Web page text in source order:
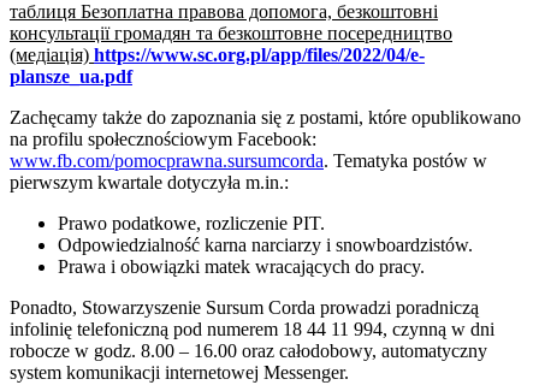
таблиця Безoплатна правова допомога, безкоштовні
консультації громадян та безкоштовне посередництво
(медіація) https://www.sc.org.pl/app/files/2022/04/e-
plansze_ua.pdf
Zachęcamy także do zapoznania się z postami, które opublikowano
na profilu społecznościowym Facebook:
www.fb.com/pomocprawna.sursumcorda. Tematyka postów w
pierwszym kwartale dotyczyła m.in.:
Prawo podatkowe, rozliczenie PIT.
Odpowiedzialność karna narciarzy i snowboardzistów.
Prawa i obowiązki matek wracających do pracy.
Ponadto, Stowarzyszenie Sursum Corda prowadzi poradniczą
infolinię telefoniczną pod numerem 18 44 11 994, czynną w dni
robocze w godz. 8.00 – 16.00 oraz całodobowy, automatyczny
system komunikacji internetowej Messenger.